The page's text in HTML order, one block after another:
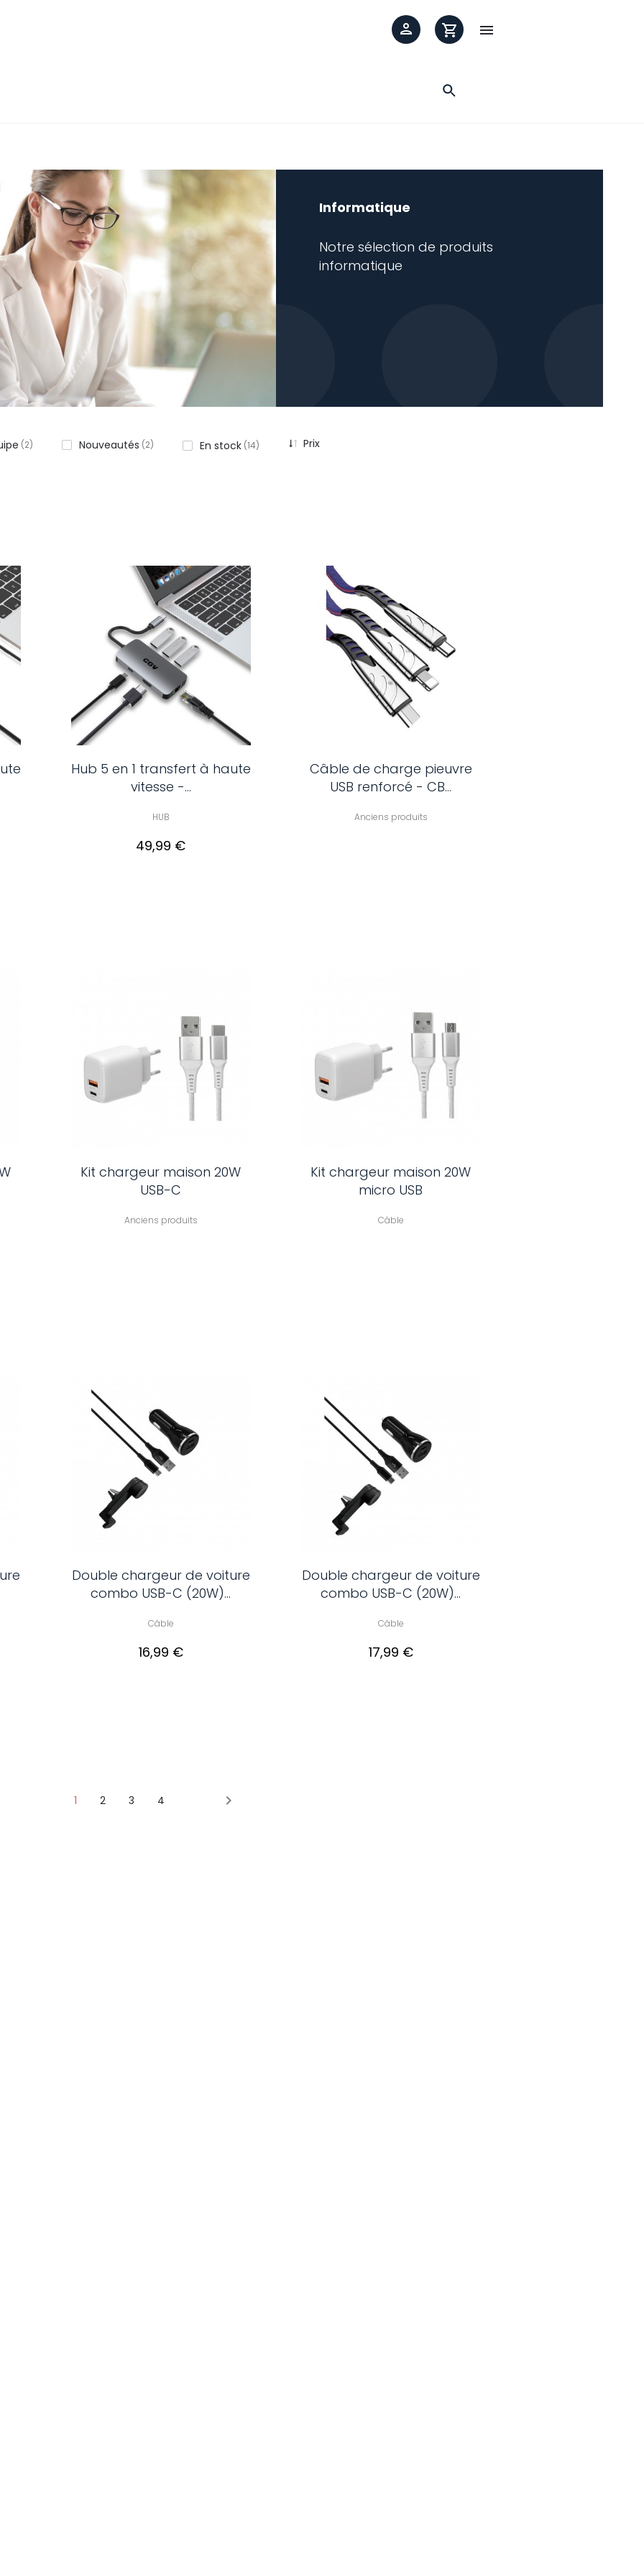

Informatique
Notre sélection de produits
informatique
2 Nouveautés 2 En stock 14 Prix
Hub 5 en 1 transfert à haute
vitesse -...
HUB
49,99 €
Câble de charge pieuvre
USB renforcé - CB...
Anciens produits
Kit chargeur maison 20W
USB-C
Anciens produits
Kit chargeur maison 20W
micro USB
Câble
Double chargeur de voiture
combo USB-C (20W)...
Câble
16,99 €
Double chargeur de voiture
combo USB-C (20W)...
Câble
17,99 €
1 2 3 4 